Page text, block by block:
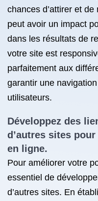
chances d’attirer et
peut avoir un impact
dans les résultats de
votre site est
parfaitement aux
garantir une
utilisateurs.
Développez des
d’autres sites
en ligne.
Pour améliorer votre
essentiel de
d’autres sites. En